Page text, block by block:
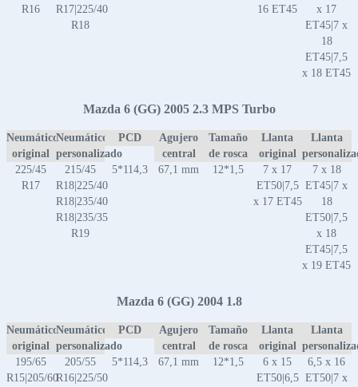
R16
R17|225/40
R18
16 ET45
x 17
ET45|7 x
18
ET45|7,5
x 18 ET45
Mazda 6 (GG) 2005 2.3 MPS Turbo
Neumático
original
Neumático
personalizado
PCD
Agujero
central
Tamaño
de rosca
Llanta
original
Llanta
225/45
R17
215/45
R18|225/40
R18|235/40
R18|235/35
R19
5*114,3 67,1 mm 12*1,5
7 x 17
ET50|7,5
x 17 ET45
7 x 18
ET45|7 x
18
ET50|7,5
x 18
ET45|7,5
x 19 ET45
Mazda 6 (GG) 2004 1.8
Neumático
original
Neumático
personalizado
PCD
Agujero
central
Tamaño
de rosca
Llanta
original
Llanta
195/65
R15|205/60
205/55
R16|225/50
5*114,3 67,1 mm 12*1,5
6 x 15
ET50|6,5
6,5 x 16
ET50|7 x